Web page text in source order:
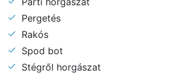
Pergetés
Rakós
Spod bot
Stégről horgászat